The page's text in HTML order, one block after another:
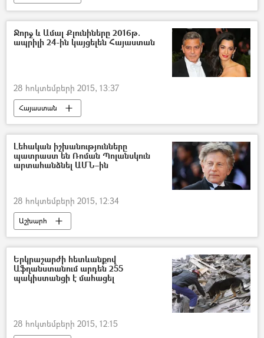
Ջորջ և Ամալ Քլունիները 2016թ.
ապրիլի 24-ին կայցելեն Հայաստան
28 հոկտեմբերի 2015, 13:37
Հայաստան
Լեհական իշխանությունները
պատրաստ են Ռոման Պոլանսկուն
արտահանձնել ԱՄՆ–ին
28 հոկտեմբերի 2015, 12:34
Աշխարհ
Երկրաշարժի հետևանքով
Աֆղանստանում արդեն 255
պակիստանցի է մահացել
28 հոկտեմբերի 2015, 12:15